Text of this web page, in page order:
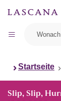
Startseite
Slip, Slip,